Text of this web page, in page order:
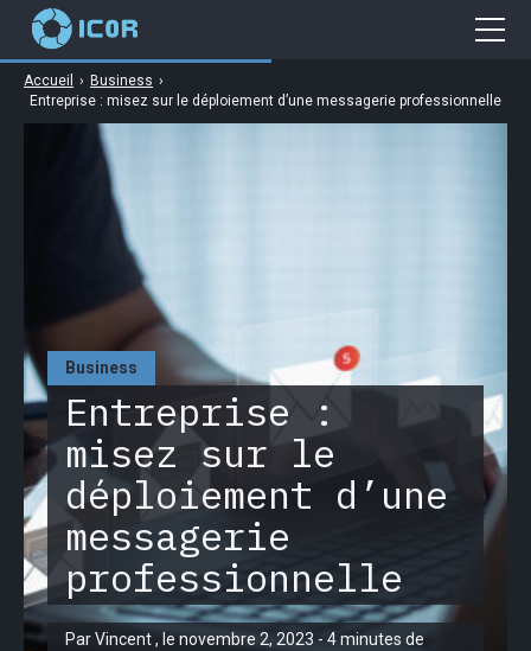
Business
Entreprise :
misez sur le
déploiement d’une
messagerie
professionnelle
Par Vincent , le novembre 2, 2023 - 4 minutes de
Accueil › Business ›
Entreprise : misez sur le déploiement d’une messagerie professionnelle
Cybersécurité